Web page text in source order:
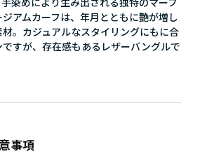
アムカーフは、年月とともに艶が増し
。カジュアルなスタイリングにもに合
すが、存在感もあるレザーバングルで
事項